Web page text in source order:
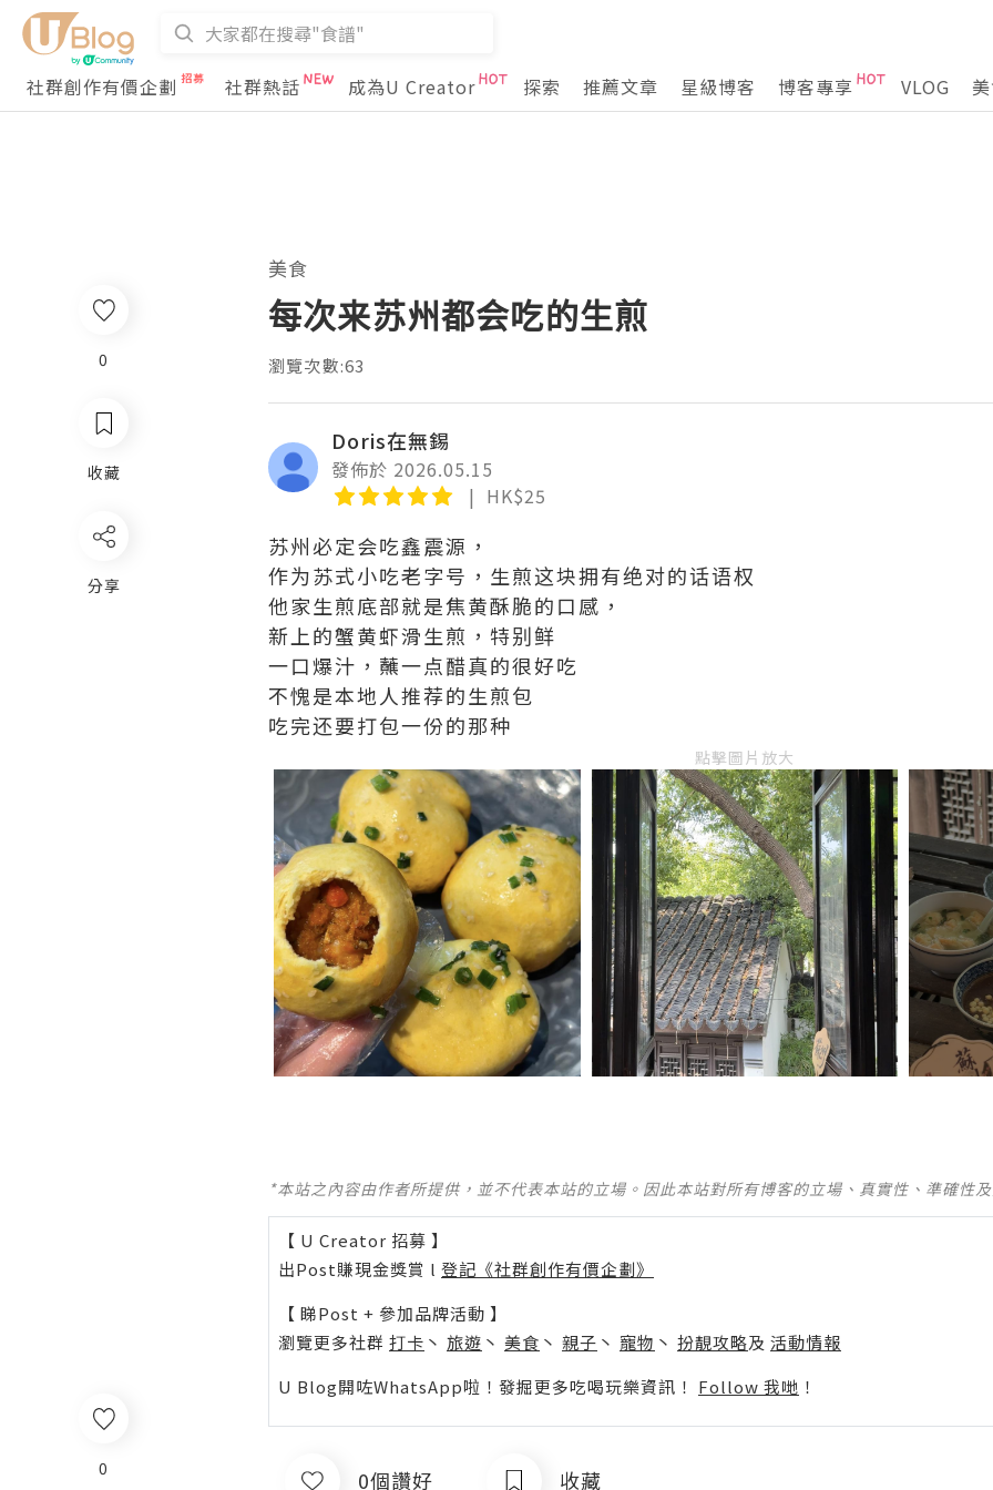
社群創作有價企劃 社群熱話 成為U Creator 探索 推薦文章 星級博客 博客專享 VLOG
0
美食
每次来苏州都会吃的生煎
瀏覽次數:63
Doris在無錫
發佈於 2026.05.15
HK$25
苏州必定会吃鑫震源，
作为苏式小吃老字号，生煎这块拥有绝对的话语权
他家生煎底部就是焦黄酥脆的口感，
新上的蟹黄虾滑生煎，特别鲜
一口爆汁，蘸一点醋真的很好吃
不愧是本地人推荐的生煎包
吃完还要打包一份的那种
點擊圖片放大
*本站之內容由作者所提供，並不代表本站的立場。因此本站對所有博客的立場、真實性、準確性
【 U Creator 招募 】
出Post賺現金獎賞 l 登記《社群創作有價企劃》
【 睇Post + 參加品牌活動 】
瀏覽更多社群 打卡 丶 旅遊 丶 美食 丶 親子 丶 寵物 丶 扮靚攻略及 活動情報
U Blog開咗WhatsApp啦！發掘更多吃喝玩樂資訊！ Follow 我哋 ！
0個讚好 收藏
0
收藏
分享